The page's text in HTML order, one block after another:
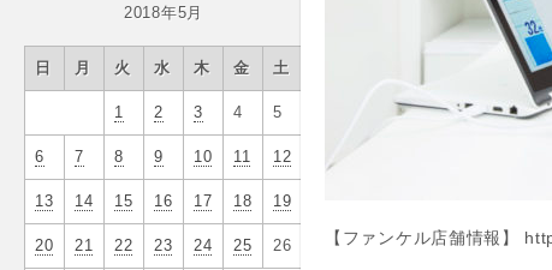
2018年5月
日 月 火 水 木 金 土
1 2 3 4 5
6 7 8 9 10 11 12
13 14 15 16 17 18 19
20 21 22 23 24 25 26 【ファンケル店舗情報】